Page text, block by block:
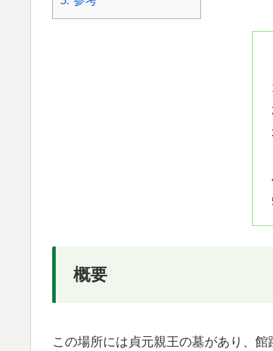
概要
この場所には貞元親王の墓があり、館